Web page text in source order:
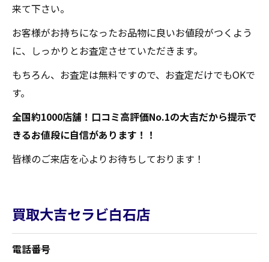
来て下さい。
お客様がお持ちになったお品物に良いお値段がつくよう
に、しっかりとお査定させていただきます。
もちろん、お査定は無料ですので、お査定だけでもOKで
す。
全国約1000店舗！口コミ高評価No.1の大吉だから提示で
きるお値段に自信があります！！
皆様のご来店を心よりお待ちしております！
買取大吉セラビ白石店
電話番号